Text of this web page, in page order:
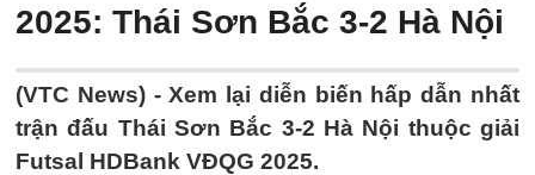
2025: Thái Sơn Bắc 3-2 Hà Nội
(VTC News) -Xem lại diễn biến hấp dẫn nhất
trận đấu Thái Sơn Bắc 3-2 Hà Nội thuộc giải
Futsal HDBank VĐQG 2025.